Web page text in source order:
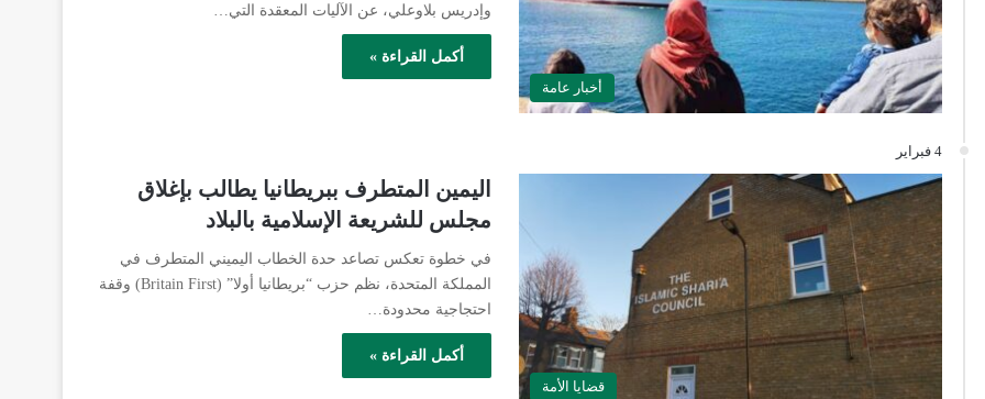
أخبار عامة
وإدريس بلاوعلي، عن الآليات المعقدة التي…
أكمل القراءة »
4 فبراير
قضايا الأمة
اليمين المتطرف ببريطانيا يطالب بإغلاق
مجلس للشريعة الإسلامية بالبلاد
في خطوة تعكس تصاعد حدة الخطاب اليميني المتطرف في
المملكة المتحدة، نظم حزب “بريطانيا أولا” (Britain First) وقفة
احتجاجية محدودة…
أكمل القراءة »